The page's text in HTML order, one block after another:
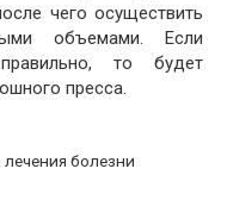
чего осуществить
объемами. Если
то будет
пресса.
болезни